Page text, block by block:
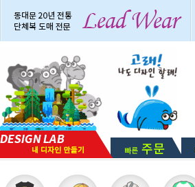
빠른 주문